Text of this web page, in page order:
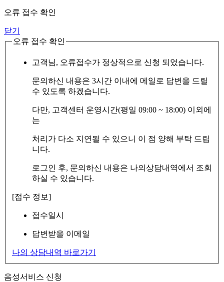
오류 접수 확인
닫기
오류 접수 확인
고객님, 오류접수가 정상적으로 신청 되었습니다.
문의하신 내용은 3시간 이내에 메일로 답변을 드릴
수 있도록 하겠습니다.
다만, 고객센터 운영시간(평일 09:00 ~ 18:00) 이외에
는
처리가 다소 지연될 수 있으니 이 점 양해 부탁 드립
니다.
로그인 후, 문의하신 내용은 나의상담내역에서 조회
하실 수 있습니다.
[접수 정보]
접수일시
답변받을 이메일
나의 상담내역 바로가기
음성서비스 신청